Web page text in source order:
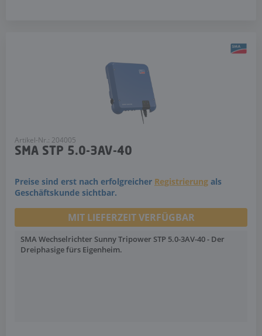
Artikel-Nr.: 204005
SMA STP 5.0-3AV-40
Preise sind erst nach erfolgreicher Registrierung als
Geschäftskunde sichtbar.
MIT LIEFERZEIT VERFÜGBAR
SMA Wechselrichter Sunny Tripower STP 5.0-3AV-40 - Der
Dreiphasige fürs Eigenheim.